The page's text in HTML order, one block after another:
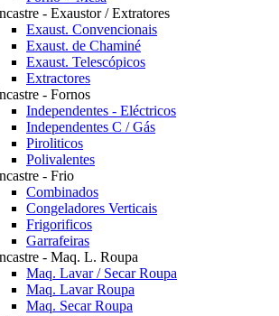
- Exaustor / Extratores
Exaust. Convencionais
Exaust. de Chaminé
Exaust. Telescópicos
Extractores
- Fornos
Independentes - Eléctricos
Independentes C / Gás
Piroliticos
Polivalentes
- Frio
Combinados
Congeladores Verticais
Frigorificos
Garrafeiras
- Maq. L. Roupa
Maq. Lavar / Secar Roupa
Maq. Lavar Roupa
Maq. Secar Roupa